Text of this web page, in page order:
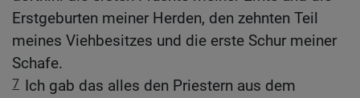
Erstgeburten meiner Herden, den zehnten Teil
meines Viehbesitzes und die erste Schur meiner
Schafe.
7 Ich gab das alles den Priestern aus dem